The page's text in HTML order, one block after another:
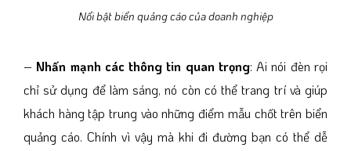
Nổi bật biển quảng cáo của doanh nghiệp
– Nhấn mạnh các thông tin quan trọng: Ai nói đèn rọi
chỉ sử dụng để làm sáng, nó còn có thể trang trí và giúp
khách hàng tập trung vào những điểm mẫu chốt trên biển
quảng cáo. Chính vì vậy mà khi đi đường bạn có thể dễ